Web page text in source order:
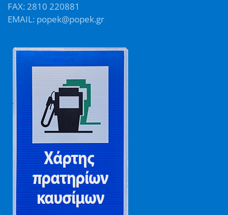
FAX: 2810 220881
EMAIL: popek@popek.gr